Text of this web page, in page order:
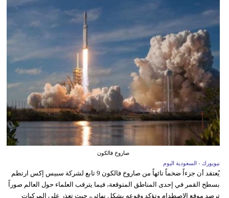
صاروخ فالكون
نيويورك - السعودية اليوم
يُعتقد أن جزءاً ضخماً تائهاً من صاروخ فالكون 9 تابع لشركة سبيس إكس ارتطم
بسطح القمر في إحدى المناطق المتوقعة، فيما يترقب العلماء حول العالم صوراً
ترصد موقع الاصطدام وتؤكد وقوعه بشكل نهائي، حيث تعذر على المركبات